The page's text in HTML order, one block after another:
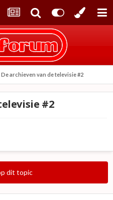
De archieven van de televisie #2
#2
dit topic